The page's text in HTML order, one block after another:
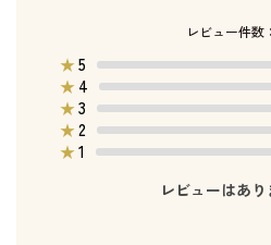
レビュー件数：
★5
★ 4
★3
★2
★1
レビューはあり